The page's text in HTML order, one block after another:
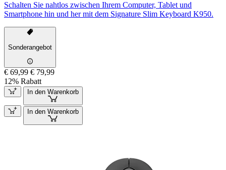
Schalten Sie nahtlos zwischen Ihrem Computer, Tablet und
Smartphone hin und her mit dem Signature Slim Keyboard K950.
Sonderangebot
€ 69,99 € 79,99
12% Rabatt
In den Warenkorb
In den Warenkorb